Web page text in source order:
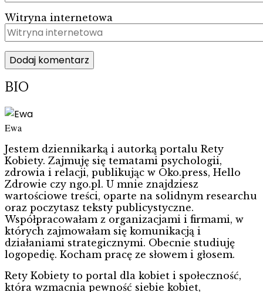
Witryna internetowa
BIO
Ewa
Jestem dziennikarką i autorką portalu Rety
Kobiety. Zajmuję się tematami psychologii,
zdrowia i relacji, publikując w Oko.press, Hello
Zdrowie czy ngo.pl. U mnie znajdziesz
wartościowe treści, oparte na solidnym researchu
oraz poczytasz teksty publicystyczne.
Współpracowałam z organizacjami i firmami, w
których zajmowałam się komunikacją i
działaniami strategicznymi. Obecnie studiuję
logopedię. Kocham pracę ze słowem i głosem.
Rety Kobiety to portal dla kobiet i społeczność,
która wzmacnia pewność siebie kobiet,